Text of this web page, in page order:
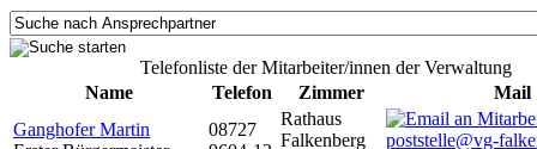
Telefonliste der Mitarbeiter/innen der Verwaltung
Name
Telefon Zimmer
Mail
Ganghofer Martin
08727
Rathaus
Falkenberg